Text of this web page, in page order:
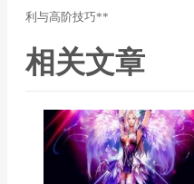
利与高阶技巧**
相关文章